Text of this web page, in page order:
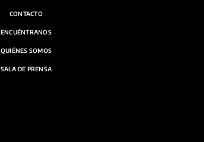
CONTACTO
ENCUÉNTRANOS
QUIÉNES SOMOS
SALA DE PRENSA